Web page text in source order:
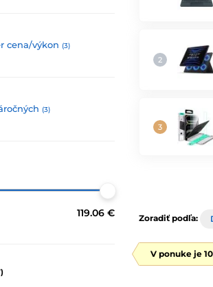
cena/výkon (3)
(3)
119.06 € Zoradiť podľa:
V ponuke je